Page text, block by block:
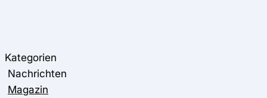
Kategorien
Nachrichten
Magazin